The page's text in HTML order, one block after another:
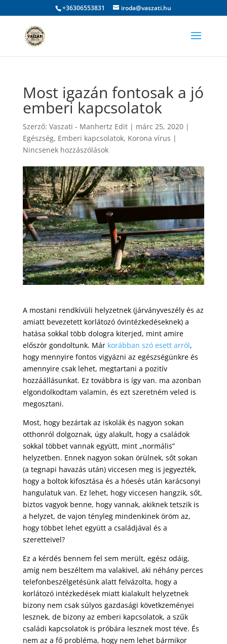
+36306553831 iroda@vaszati.hu
Most igazán fontosak a jó
emberi kapcsolatok
Szerző: Vaszati - Manhertz Edit| márc 25, 2020|
Egészség, Emberi kapcsolatok, Korona vírus |
Nincsenek hozzászólások
A mostani rendkívüli helyzetnek (járványveszély és az
amiatt bevezetett korlátozó óvintézkedéseknek) a
hatása sokkal több dologra kiterjed, mint amire
először gondoltunk. Már korábban szó esett arról,
hogy mennyire fontos vigyázni az egészségünkre és
amennyire csak lehet, megtartani a pozitív
hozzáállásunkat. Ez továbbra is így van. ma azonban
elgondolkodtam valamin, és ezt szeretném veled is
megosztani.
Most, hogy bezártak az iskolák és nagyon sokan
otthonról dolgoznak, úgy alakult, hogy a családok
sokkal többet vannak együtt, mint „normális”
helyzetben. Ennek nagyon sokan örülnek, sőt sokan
(a tegnapi havazás után) viccesen meg is jegyezték,
hogy a boltok kifosztása és a hóesés után karácsonyi
hangulatuk van. Ez lehet, hogy viccesen hangzik, sőt,
biztos vagyok benne, hogy vannak, akiknek tetszik is
a helyzet, de vajon tényleg mindenkinek öröm az,
hogy többet lehet együtt a családjával és a
szeretteivel?
Ez a kérdés bennem fel sem merült, egész odáig,
amíg nem beszéltem ma valakivel, aki néhány perces
telefonbeszélgetésünk alatt felvázolta, hogy a
korlátozó intézkedések miatt kialakult helyzetnek
bizony nem csak súlyos gazdasági követkzeményei
lesznek, de bizony az emberi kapcsolatok, a szűk
családi kapcsolatok is próbára lesznek most téve. És
nem az a fő probléma, hogy nem lehet bármikor